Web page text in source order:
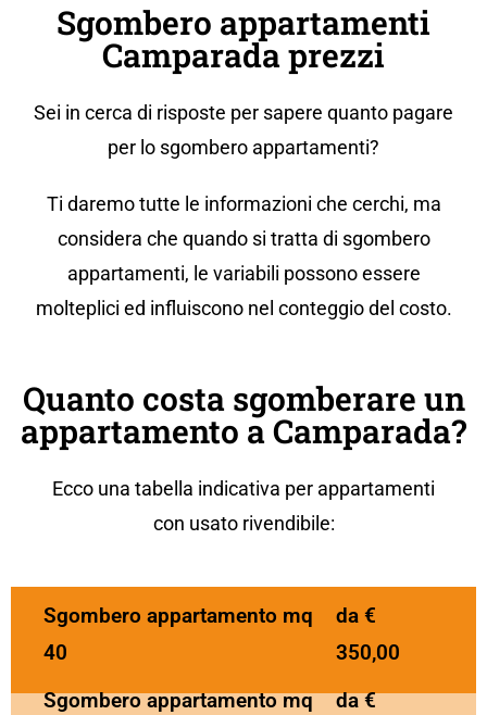
Sgombero appartamenti
Camparada prezzi
Sei in cerca di risposte per sapere quanto pagare
per lo sgombero appartamenti?
Ti daremo tutte le informazioni che cerchi, ma
considera che quando si tratta di sgombero
appartamenti, le variabili possono essere
molteplici ed influiscono nel conteggio del costo.
Quanto costa sgomberare un
appartamento a Camparada?
Ecco una tabella indicativa per appartamenti
con usato rivendibile:
Sgombero appartamento mq
40
da €
350,00
Sgombero appartamento mq
da €